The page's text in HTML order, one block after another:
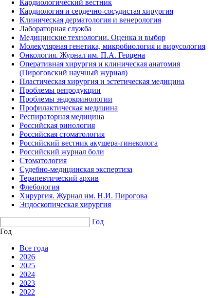
Кардиологический вестник
Кардиология и сердечно-сосудистая хирургия
Клиническая дерматология и венерология
Лабораторная служба
Медицинские технологии. Оценка и выбор
Молекулярная генетика, микробиология и вирусология
Онкология. Журнал им. П.А. Герцена
Оперативная хирургия и клиническая анатомия
(Пироговский научный журнал)
Пластическая хирургия и эстетическая медицина
Проблемы репродукции
Проблемы эндокринологии
Профилактическая медицина
Респираторная медицина
Российская ринология
Российская стоматология
Российский вестник акушера-гинеколога
Российский журнал боли
Стоматология
Судебно-медицинская экспертиза
Терапевтический архив
Флебология
Хирургия. Журнал им. Н.И. Пирогова
Эндоскопическая хирургия
Год
Год
Все года
2026
2025
2024
2023
2022